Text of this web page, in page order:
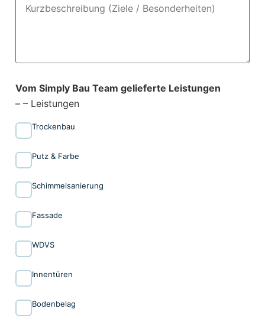
Vom Simply Bau Team gelieferte Leistungen
– – Leistungen
Trockenbau
Putz & Farbe
Schimmelsanierung
Fassade
WDVS
Innen­türen
Bodenbelag